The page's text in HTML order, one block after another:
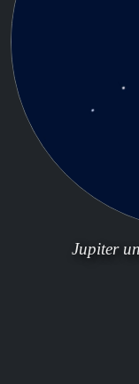
Jupiter